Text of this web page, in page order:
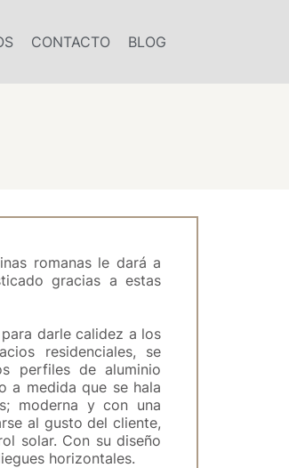
CONTACTO BLOG
romanas le dará a
gracias a estas
darle calidez a los
residenciales, se
perfiles de aluminio
a medida que se hala
moderna y con una
al gusto del cliente,
solar. Con su diseño
horizontales.